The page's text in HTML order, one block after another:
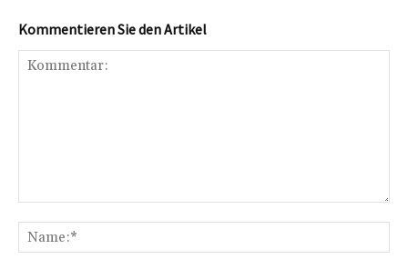
Kommentieren Sie den Artikel